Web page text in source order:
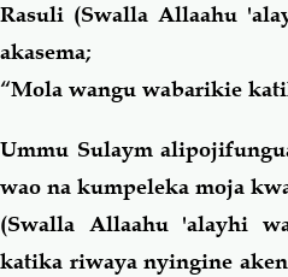
Rasuli (Swalla Allaahu
akasema;
“Mola wangu wabarikie
Ummu Sulaym
wao na kumpeleka moja
(Swalla Allaahu 'alayhi
katika riwaya nyingine